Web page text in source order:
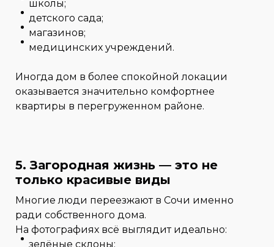
школы;
детского сада;
магазинов;
медицинских учреждений.
Иногда дом в более спокойной локации
оказывается значительно комфортнее
квартиры в перегруженном районе.
5. Загородная жизнь — это не
только красивые виды
Многие люди переезжают в Сочи именно
ради собственного дома.
На фотографиях всё выглядит идеально:
зелёные склоны;